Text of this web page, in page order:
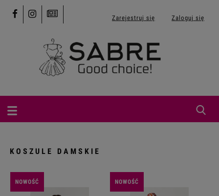
Zarejestruj się Zaloguj się
KOSZULE DAMSKIE
NOWOŚĆ NOWOŚĆ